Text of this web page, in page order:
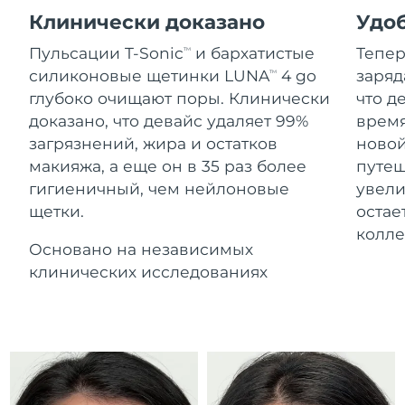
Клинически доказано
Пульсации T-SonicTM
и бархатистые
силиконовые щетинки LUNATM
4 go
глубоко очищают поры. Клинически
доказано, что девайс удаляет 99%
загрязнений, жира и остатков
макияжа, а еще он в 35 раз более
гигиеничный, чем нейлоновые
щетки.
Основано на независимых
клинических исследованиях
что
18% PAP
Косметика Для мужчин
Купить
FOREO APP
ПОДРОБНЕЕ
Гибралтар
Ожидаемая дата доставки
8/15/26
Греция
Ожидаемая дата доставки
8/11/26
Гонконг (САР)
Ожидаемая дата доставки
Венгрия
Ожидаемая дата доставки
8/11/26
Ожидаемая дата доставки
8/12/26
8/11/26
о-в Мэн
Ожидаемая дата доставки